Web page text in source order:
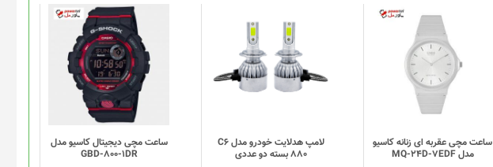
محصول
انتخاب
شوند
ساعت مچی عقربه ای زنانه کاسیو
مدل MQ-24D-7EDF
لامپ هدلایت خودرو مدل C6
880 بسته دو عددی
ساعت مچی دیجیتال کاسیو مدل
GBD-800-1DR